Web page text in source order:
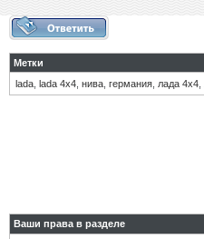
Метки
lada lada 4х4 нива германия лада 4х4
Ваши права в разделе